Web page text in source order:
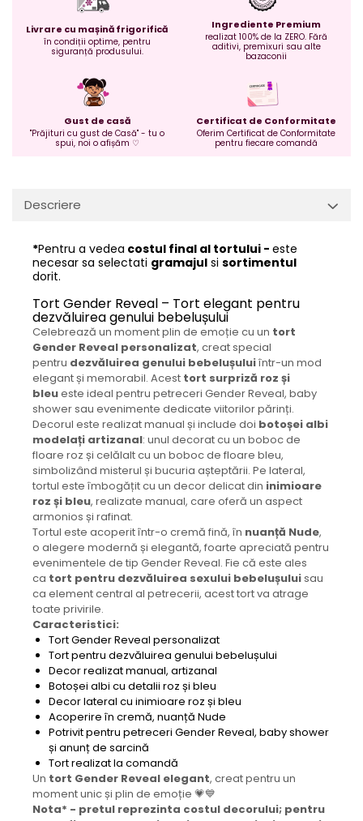
Livrare cu mașină frigorifică
în condiții optime, pentru
siguranță produsului.
Ingrediente Premium
realizat 100% de la ZERO. Fără
aditivi, premixuri sau alte
bazaconii
Gust de casă
"Prăjituri cu gust de Casă" - tu o
spui, noi o afișăm ♡
Certificat de Conformitate
Oferim Certificat de Conformitate
pentru fiecare comandă
Descriere
*Pentru a vedea costul final al tortului - este
necesar sa selectati gramajul si sortimentul
dorit.
Tort Gender Reveal – Tort elegant pentru
dezvăluirea genului bebelușului
Celebrează un moment plin de emoție cu un tort
Gender Reveal personalizat, creat special
pentru dezvăluirea genului bebelușuluiîntr-un mod
elegant și memorabil. Acest tort surpriză roz și
bleueste ideal pentru petreceri Gender Reveal, baby
shower sau evenimente dedicate viitorilor părinți.
Decorul este realizat manual și include doi botoșei albi
modelați artizanal: unul decorat cu un boboc de
floare roz și celălalt cu un boboc de floare bleu,
simbolizând misterul și bucuria așteptării. Pe lateral,
tortul este îmbogățit cu un decor delicat din inimioare
roz și bleu, realizate manual, care oferă un aspect
armonios și rafinat.
Tortul este acoperit într-o cremă fină, în nuanță Nude,
o alegere modernă și elegantă, foarte apreciată pentru
evenimentele de tip Gender Reveal. Fie că este ales
ca tort pentru dezvăluirea sexului bebelușuluisau
ca element central al petrecerii, acest tort va atrage
toate privirile.
Caracteristici:
Tort Gender Reveal personalizat
Tort pentru dezvăluirea genului bebelușului
Decor realizat manual, artizanal
Botoșei albi cu detalii roz și bleu
Decor lateral cu inimioare roz și bleu
Acoperire în cremă, nuanță Nude
Potrivit pentru petreceri Gender Reveal, baby shower
și anunț de sarcină
Tort realizat la comandă
Un tort Gender Reveal elegant, creat pentru un
moment unic și plin de emoție 💗💙
Nota* - pretul reprezinta costul decorului; pentru